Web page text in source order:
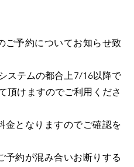
ご予約についてお知らせ致
ステムの都合上7/16以降で
頂けますのでご利用くださ
金となりますのでご確認を
予約が混み合いお断りする